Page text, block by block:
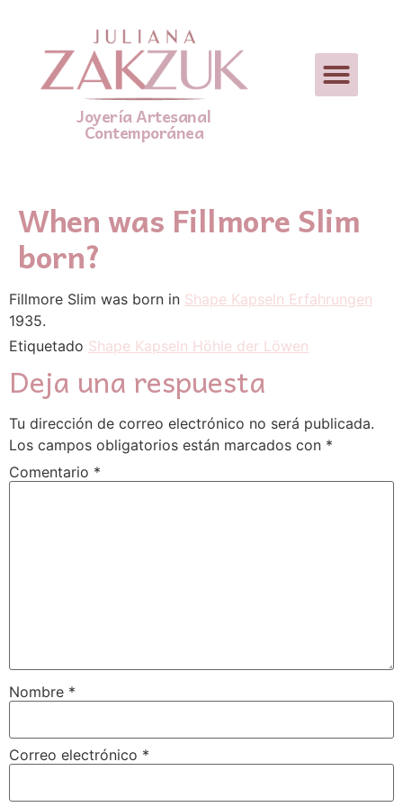
Joyería Artesanal
Contemporánea
When was Fillmore Slim
born?
Fillmore Slim was born in Shape Kapseln Erfahrungen
1935.
Etiquetado Shape Kapseln Höhle der Löwen
Deja una respuesta
Tu dirección de correo electrónico no será publicada.
Los campos obligatorios están marcados con *
Comentario *
Nombre *
Correo electrónico *